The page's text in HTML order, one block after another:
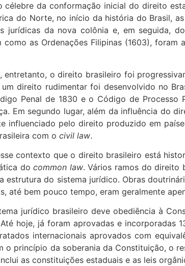
célebre da conformação inicial do direito
do Norte, no início da história do Brasil,
jurídicas da nova colônia e, em seguida,
como as Ordenações Filipinas (1603),
entretanto, o direito brasileiro foi
direito rudimentar foi desenvolvido no
Penal de 1830 e o Código de
Em segundo lugar, além da influência do
influenciado pelo direito produzido em
com o civil law.
contexto que o direito brasileiro está
docommon law. Vários ramos do direito
estrutura do sistema jurídico. Obras
até bem pouco tempo, eram geralmente
jurídico brasileiro deve obediência à
hoje, já foram aprovadas e incorporadas
internacionais aprovados com
o princípio da soberania da Constituição, o
as constituições estaduais e as leis